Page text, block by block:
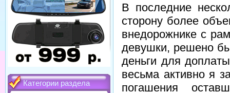
Категории раздела
В последние
сторону более
внедорожнике с
девушки, решено
деньги для
весьма активно я
погашения